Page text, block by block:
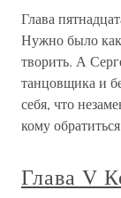
Глава
Нужно было
творить. А
танцовщика и
себя, что
кому
Глава V